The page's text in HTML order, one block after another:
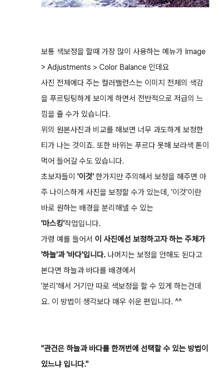
보통 색보정을 할때 가장 많이 사용하는 메뉴가 Image
> Adjustments > Color Balance 인데요
사진 전체에다 주는 컬러밸런스는 이미지 전체의 색감
을 푸르팅팅하게 보이게 하면서 전반적으로 저급의 느
낌을 줄 수가 있습니다.
위의 원본사진과 비교를 해보면 너무 과도하게 보정한
티가 나는 것이죠. 또한 바위는 푸르다 못해 보라색 톤이
먹어 들어갈 수도 있습니다.
초보자들이 '이것' 한가지만 주의해서 보정을 해주면 아
주 나이스하게 사진을 보정할 수가 있는데, '이것'이란
바로 원하는 배경을 분리해낼 수 있는
'마스킹'작업입니다.
가령 예를 들어서 이 사진에선 보정하고자 하는 주체가
'하늘'과 '바다'입니다. 나머지는 보정을 안해도 된다고
본다면 하늘과 바다를 배경에서
'분리'해서 거기만 따로 색보정을 할 수 있게 하는건데
요. 이 방법이 생각보다 매우 쉬운 편입니다. ^^
"관건은 하늘과 바다를 한꺼번에 선택할 수 있는 방법이
있느냐 입니다."